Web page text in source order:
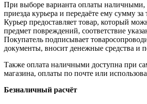
При выборе варианта оплаты наличными,
приезда курьера и передаёте ему сумму за
Курьер предоставляет товар, который
предмет повреждений, соответствие
Покупатель подписывает
документы, вносит денежные средства и
Также оплата наличными доступна при
магазина, оплаты по почте или
Безналичный расчёт